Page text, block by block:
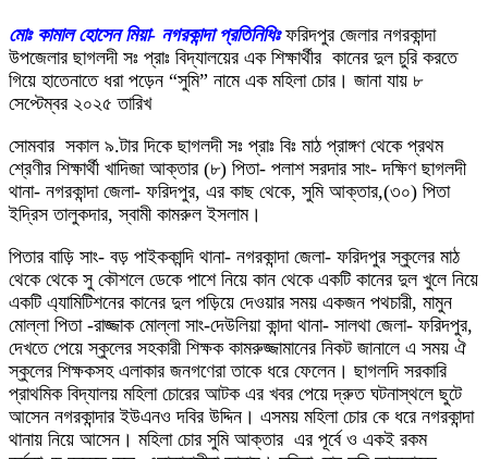
মোঃ কামাল হোসেন মিয়া- নগরকান্দা প্রতিনিধিঃফরিদপুর জেলার নগরকান্দা
উপজেলার ছাগলদী সঃ প্রাঃ বিদ্যালয়ের এক ‌শিক্ষার্থীর ‌কানের দুল চুরি করতে
গিয়ে হাতেনাতে ধরা পড়েন “সুমি” নামে এক মহিলা চোর। জানা যায় ৮
সেপ্টেম্বর ২০২৫ তারিখ
সোমবার সকাল ৯.টার দিকে ছাগলদী সঃ প্রাঃ বিঃ মাঠ প্রাঙ্গণ থেকে প্রথম
শ্রেণীর শিক্ষার্থী ‌খাদিজা আক্তার (৮) পিতা- পলাশ সরদার সাং- দক্ষিণ ছাগলদী
থানা- নগরকান্দা জেলা- ফরিদপুর, এর কাছ থেকে, সুমি আক্তার,(৩০) পিতা
ইদ্রিস তালুকদার, স্বামী কামরুল ইসলাম।
পিতার বাড়ি সাং- বড় পাইককান্দি থানা- নগরকান্দা জেলা- ফরিদপুর স্কুলের মাঠ
থেকে থেকে সু কৌশলে ডেকে পাশে নিয়ে কান থেকে একটি কানের দুল খুলে নিয়ে
একটি এ্যামিটিশনের কানের দুল পড়িয়ে দেওয়ার সময় একজন পথচারী, মামুন
মোল্লা পিতা -রাজ্জাক মোল্লা সাং-দেউলিয়া কান্দা থানা- সালথা জেলা- ফরিদপুর,
দেখতে পেয়ে স্কুলের সহকারী শিক্ষক কামরুজ্জামানের নিকট জানালে এ সময় ঐ
স্কুলের শিক্ষকসহ এলাকার জনগণেরা তাকে ধরে ফেলেন। ছাগলদি সরকারি
প্রাথমিক বিদ্যালয় মহিলা চোরের আটক এর খবর পেয়ে দ্রুত ঘটনাস্থলে ছুটে
আসেন নগরকান্দার ইউএনও দবির উদ্দিন। এসময় মহিলা চোর কে ধরে নগরকান্দা
থানায় নিয়ে আসেন। মহিলা চোর সুমি আক্তার ‌ এর পূর্বে ‌ও একই রকম